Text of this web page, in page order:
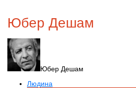
Eestikeelne
Юбер Дешам
Юбер Дешам
Людина